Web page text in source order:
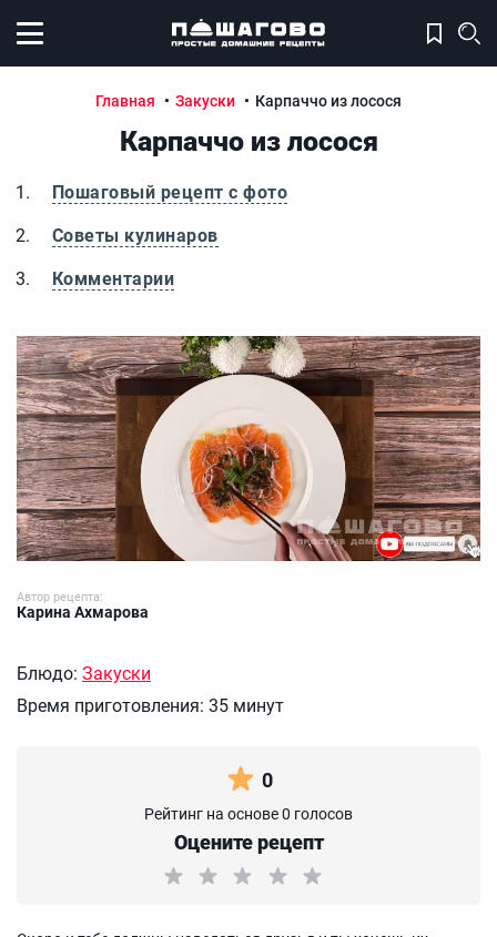
Открыть меню
Главная Закуски Карпаччо из лосося
Карпаччо из лосося
Пошаговый рецепт с фото
Советы кулинаров
Комментарии
Карпаччо из лосося
Автор рецепта:
Карина Ахмарова
Блюдо: Закуски
Время приготовления: 35 минут
0
Рейтинг на основе 0 голосов
Оцените рецепт